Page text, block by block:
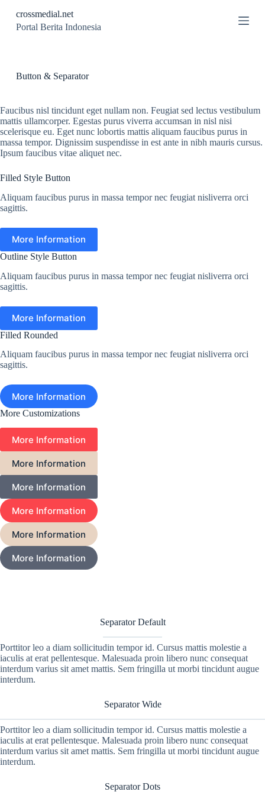
S
k
t
e
n
t
crossmedial.net
Portal Berita Indonesia
Button & Separator
Faucibus nisl tincidunt eget nullam non. Feugiat sed lectus vestibulum
mattis ullamcorper. Egestas purus viverra accumsan in nisl nisi
scelerisque eu. Eget nunc lobortis mattis aliquam faucibus purus in
massa tempor. Dignissim suspendisse in est ante in nibh mauris cursus.
Ipsum faucibus vitae aliquet nec.
Filled Style Button
Aliquam faucibus purus in massa tempor nec feugiat nisliverra orci
sagittis.
More Information
Outline Style Button
Aliquam faucibus purus in massa tempor nec feugiat nisliverra orci
sagittis.
More Information
Filled Rounded
Aliquam faucibus purus in massa tempor nec feugiat nisliverra orci
sagittis.
More Information
More Customizations
More Information
More Information
More Information
More Information
More Information
More Information
Separator Default
Porttitor leo a diam sollicitudin tempor id. Cursus mattis molestie a
iaculis at erat pellentesque. Malesuada proin libero nunc consequat
interdum varius sit amet mattis. Sem fringilla ut morbi tincidunt augue
interdum.
Separator Wide
Porttitor leo a diam sollicitudin tempor id. Cursus mattis molestie a
iaculis at erat pellentesque. Malesuada proin libero nunc consequat
interdum varius sit amet mattis. Sem fringilla ut morbi tincidunt augue
interdum.
Separator Dots